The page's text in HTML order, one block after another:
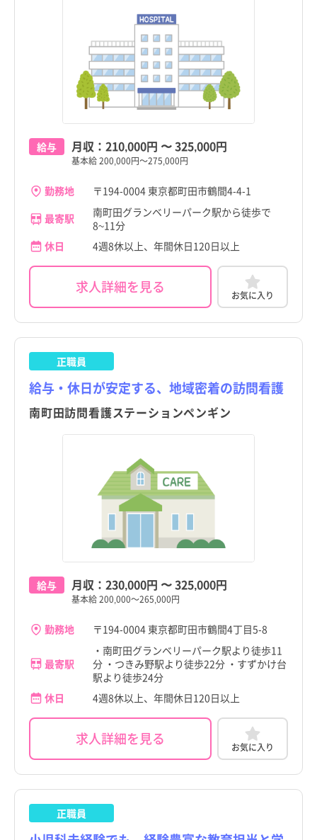
給与 月収： 210,000円 〜325,000円
基本給 200,000円～275,000円
勤務地
〒194-0004 東京都町田市鶴間4-4-1
最寄駅
南町田グランベリーパーク駅から徒歩で
8~11分
休日
4週8休以上、年間休日120日以上
求人詳細を見る お気に入り
正職員
給与・休日が安定する、地域密着の訪問看護
南町田訪問看護ステーションペンギン
給与 月収： 230,000円 〜325,000円
基本給 200,000～265,000円
勤務地 〒194-0004 東京都町田市鶴間4丁目5-8
最寄駅
・南町田グランベリーパーク駅より徒歩11
分 ・つきみ野駅より徒歩22分 ・すずかけ台
駅より徒歩24分
休日
4週8休以上、年間休日120日以上
求人詳細を見る お気に入り
正職員